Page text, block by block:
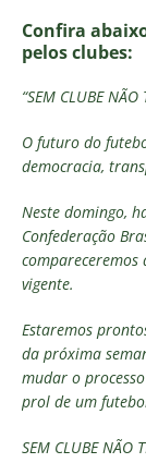
Confira
pelos clubes:
“SEM CLUBE NÃO
O futuro do
democracia,
Neste domingo,
Confederação
vigente.
Estaremos
da próxima
mudar o
prol de um
SEM CLUBE NÃO